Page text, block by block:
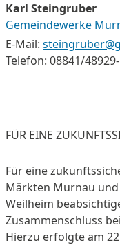
Karl Steingruber
Gemeindewerke
E-Mail:
Telefon: 08841/
FÜR EINE
Für eine
Märkten Murnau
Weilheim
Zusammenschluss
Hierzu erfolgte am